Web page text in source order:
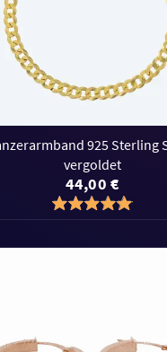
925 Sterling
vergoldet
44,00 €